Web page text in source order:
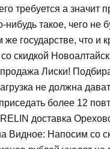
требуется а значит
такое, чего не
государстве, что и
скидкой
Лиски!
не должна
более 12
доставка
Видное: Напосим со